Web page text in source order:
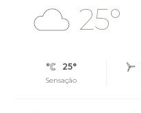
25°
25°
Sensação